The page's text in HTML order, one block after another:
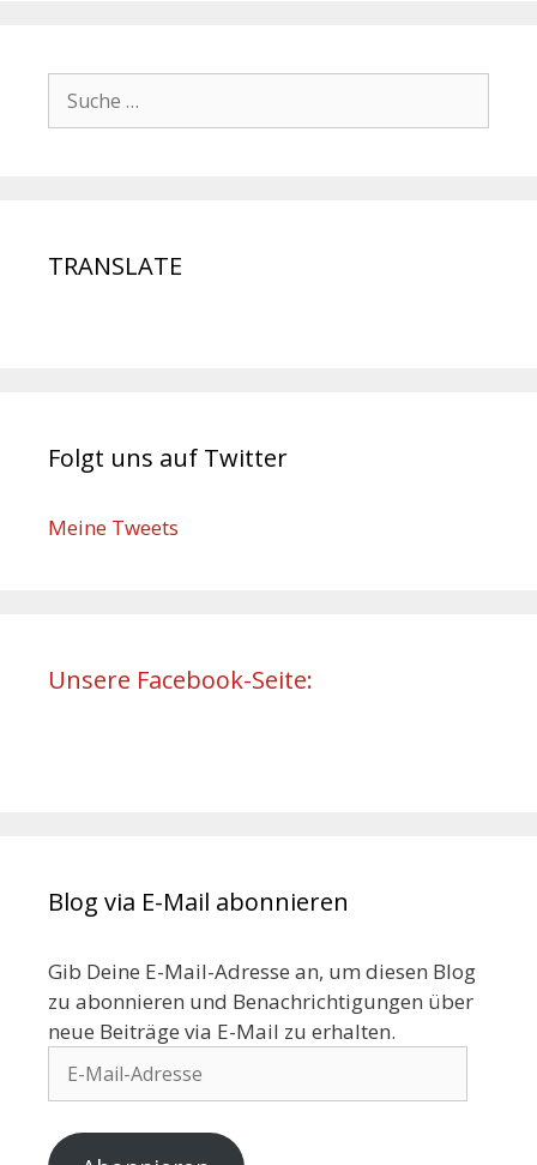
TRANSLATE
Folgt uns auf Twitter
Meine Tweets
Unsere Facebook-Seite:
Blog via E-Mail abonnieren
Gib Deine E-Mail-Adresse an, um diesen Blog
zu abonnieren und Benachrichtigungen über
neue Beiträge via E-Mail zu erhalten.